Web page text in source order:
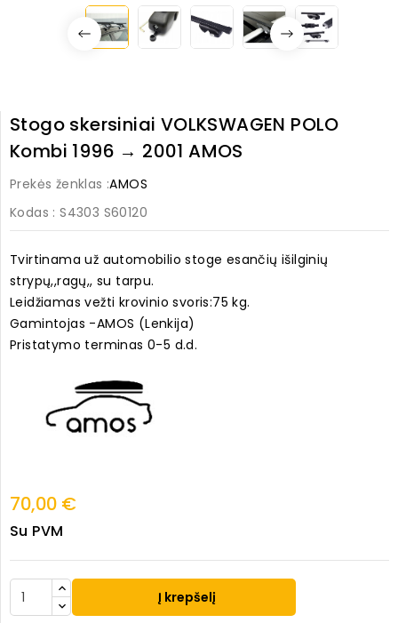
Stogo skersiniai VOLKSWAGEN POLO
Kombi 1996 → 2001 AMOS
Prekės ženklas :AMOS
Kodas : S4303 S60120
Tvirtinama už automobilio stoge esančių išilginių
strypų,,ragų,, su tarpu.
Leidžiamas vežti krovinio svoris:75 kg.
Gamintojas -AMOS (Lenkija)
Pristatymo terminas 0-5 d.d.
70,00 €
Su PVM
Į krepšelį